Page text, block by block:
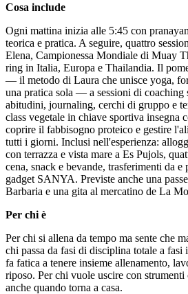
Cosa include
Ogni mattina inizia alle 5:45 con
teorica e pratica. A seguire, quattro
Elena, Campionessa Mondiale di Muay
ring in Italia, Europa e Thailandia. Il
— il metodo di Laura che unisce yoga,
una pratica sola — a sessioni di
abitudini, journaling, cerchi di gruppo e
class vegetale in chiave sportiva insegna
coprire il fabbisogno proteico e gestire
tutti i giorni. Inclusi nell'esperienza:
con terrazza e vista mare a Es Pujols,
cena, snack e bevande, trasferimenti da
gadget SANYA. Previste anche una
Barbaria e una gita al mercatino de La
Per chi è
Per chi si allena da tempo ma sente che
chi passa da fasi di disciplina totale a
fa fatica a tenere insieme allenamento,
riposo. Per chi vuole uscire con
anche quando torna a casa.